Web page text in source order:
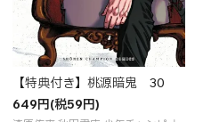
【特典付き】桃源暗鬼 30
649円(税59円)